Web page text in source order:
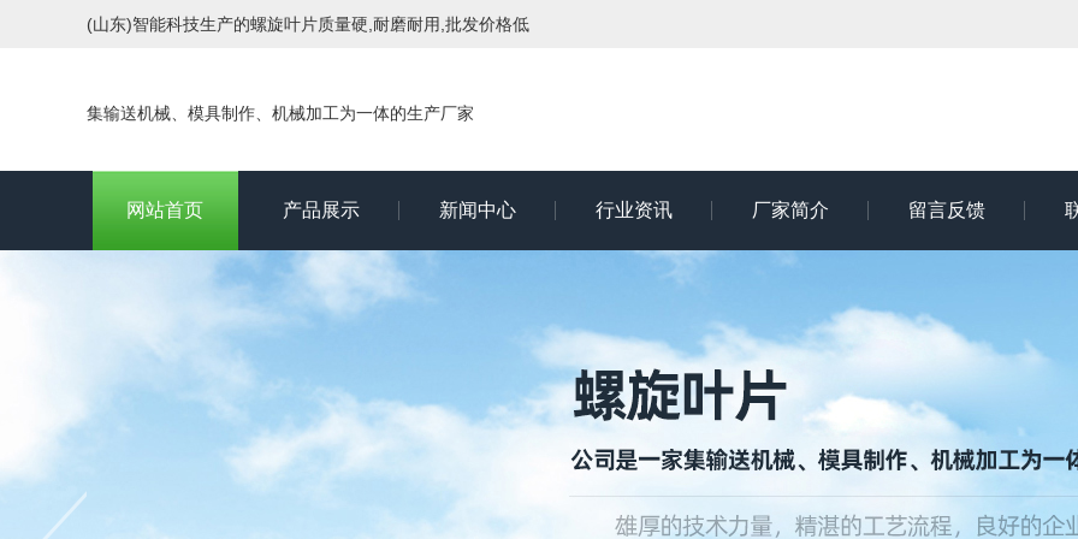
(山东)智能科技生产的螺旋叶片质量硬,耐磨耐用,批发价格低
集输送机械、模具制作、机械加工为一体的生产厂家
网站首页 产品展示 新闻中心 行业资讯 厂家简介 留言反馈